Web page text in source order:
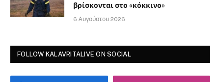
βρίσκονται στο «κόκκινο»
6 Αυγούστου 2026
FOLLOW KALAVRITALIVE ON SOCIAL